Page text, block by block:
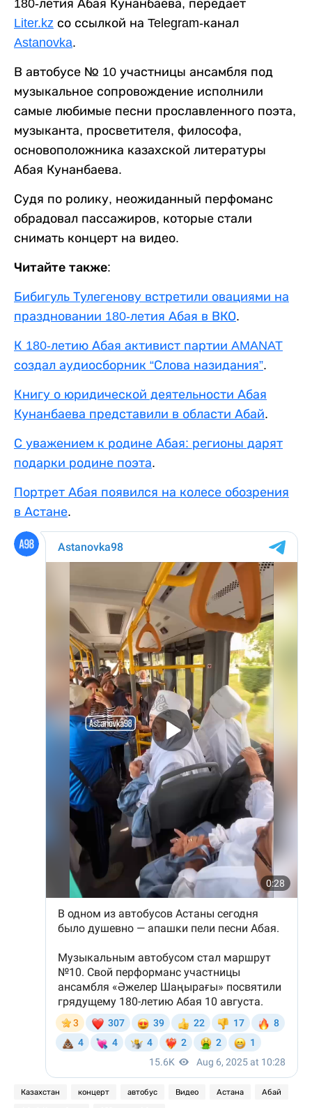
180-летия Абая Кунанбаева, передает
Liter.kz со ссылкой на Telegram-канал
Astanovka.
В автобусе № 10 участницы ансамбля под
музыкальное сопровождение исполнили
самые любимые песни прославленного поэта,
музыканта, просветителя, философа,
основоположника казахской литературы
Абая Кунанбаева.
Судя по ролику, неожиданный перфоманс
обрадовал пассажиров, которые стали
снимать концерт на видео.
Читайте также:
Бибигуль Тулегенову встретили овациями на
праздновании 180-летия Абая в ВКО.
К 180-летию Абая активист партии AMANAT
создал аудиосборник “Слова назидания”.
Книгу о юридической деятельности Абая
Кунанбаева представили в области Абай.
С уважением к родине Абая: регионы дарят
подарки родине поэта.
Портрет Абая появился на колесе обозрения
в Астане.
Казахстан концерт автобус Видео Астана Абай